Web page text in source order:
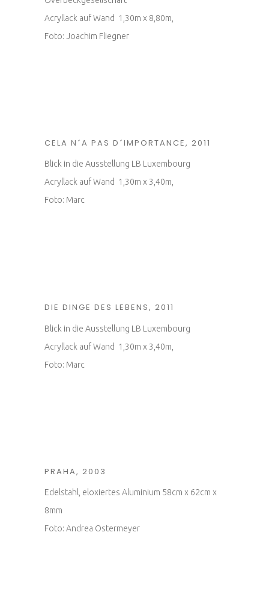
Acryllack auf Wand 1,30m x 8,80m,
Foto: Joachim Fliegner
CELA N´A PAS D´IMPORTANCE, 2011
Blick in die Ausstellung LB Luxembourg
Acryllack auf Wand 1,30m x 3,40m,
Foto: Marc
DIE DINGE DES LEBENS, 2011
Blick in die Ausstellung LB Luxembourg
Acryllack auf Wand 1,30m x 3,40m,
Foto: Marc
PRAHA, 2003
Edelstahl, eloxiertes Aluminium 58cm x 62cm x
8mm
Foto: Andrea Ostermeyer